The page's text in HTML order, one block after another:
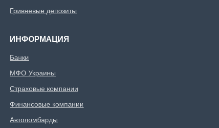
Гривневые депозиты
ИНФОРМАЦИЯ
Банки
МФО Украины
Страховые компании
Финансовые компании
Автоломбарды